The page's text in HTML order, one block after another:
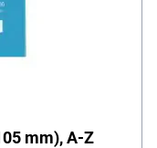
mm), A-Z